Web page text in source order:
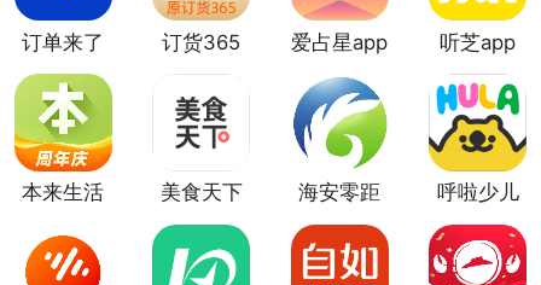
需要的用户可以下载体验便捷的生活服务。
订单来了
官方版
订货365 爱占星app 听芝app
本来生活 美食天下
海安零距
离
呼啦少儿
英语官方
版